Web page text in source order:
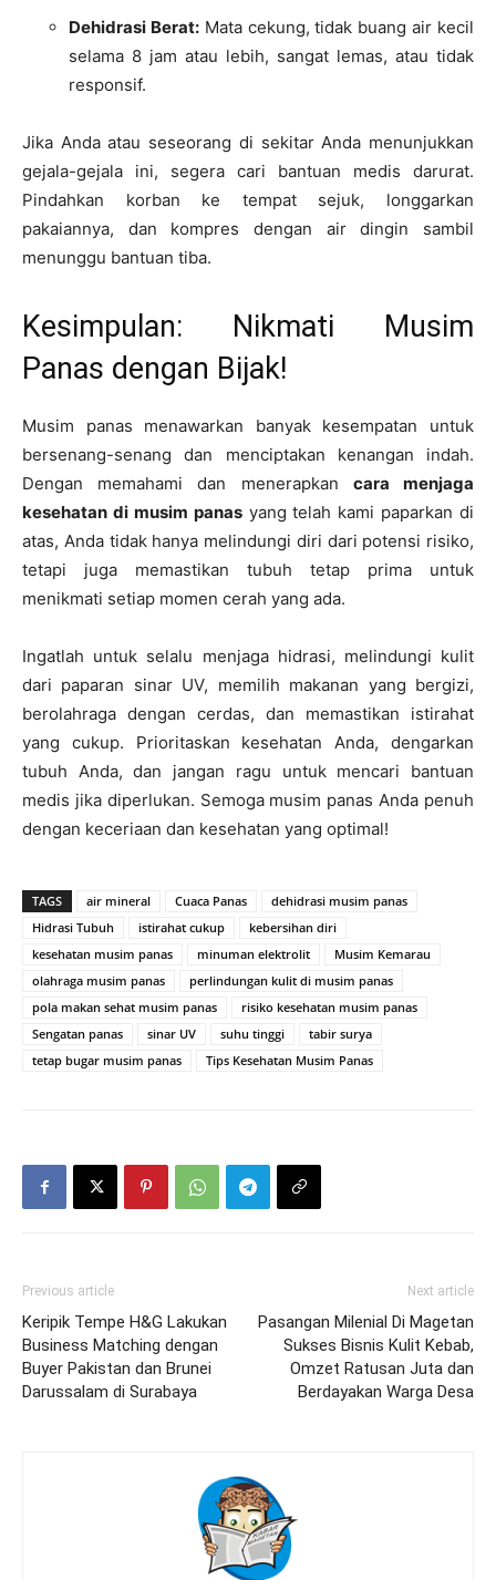
Dehidrasi Berat:Mata cekung, tidak buang air kecil
selama 8 jam atau lebih, sangat lemas, atau tidak
responsif.
Jika Anda atau seseorang di sekitar Anda menunjukkan
gejala-gejala ini, segera cari bantuan medis darurat.
Pindahkan korban ke tempat sejuk, longgarkan
pakaiannya, dan kompres dengan air dingin sambil
menunggu bantuan tiba.
Kesimpulan: Nikmati Musim
Panas dengan Bijak!
Musim panas menawarkan banyak kesempatan untuk
bersenang-senang dan menciptakan kenangan indah.
Dengan memahami dan menerapkan cara menjaga
kesehatan di musim panasyang telah kami paparkan di
atas, Anda tidak hanya melindungi diri dari potensi risiko,
tetapi juga memastikan tubuh tetap prima untuk
menikmati setiap momen cerah yang ada.
Ingatlah untuk selalu menjaga hidrasi, melindungi kulit
dari paparan sinar UV, memilih makanan yang bergizi,
berolahraga dengan cerdas, dan memastikan istirahat
yang cukup. Prioritaskan kesehatan Anda, dengarkan
tubuh Anda, dan jangan ragu untuk mencari bantuan
medis jika diperlukan. Semoga musim panas Anda penuh
dengan keceriaan dan kesehatan yang optimal!
TAGS air mineral Cuaca Panas
dehidrasi musim panas
Hidrasi Tubuh
istirahat cukup
kebersihan diri
kesehatan musim panas
minuman elektrolit
Musim Kemarau
olahraga musim panas
perlindungan kulit di musim panas
pola makan sehat musim panas
risiko kesehatan musim panas
Sengatan panas
sinar UV suhu tinggi
tabir surya
tetap bugar musim panas
Tips Kesehatan Musim Panas
Previous article
Keripik Tempe H&G Lakukan
Business Matching dengan
Buyer Pakistan dan Brunei
Darussalam di Surabaya
Next article
Pasangan Milenial Di Magetan
Sukses Bisnis Kulit Kebab,
Omzet Ratusan Juta dan
Berdayakan Warga Desa